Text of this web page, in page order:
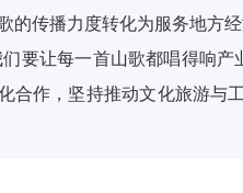
的传播力度转化为服务地方
们要让每一首山歌都唱得响
合作，坚持推动文化旅游与